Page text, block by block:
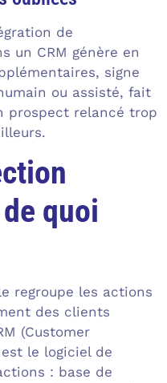
de
un CRM génère en
signe
ou assisté, fait
prospect relancé trop
quoi
regroupe les actions
des clients
(Customer
le logiciel de
: base de